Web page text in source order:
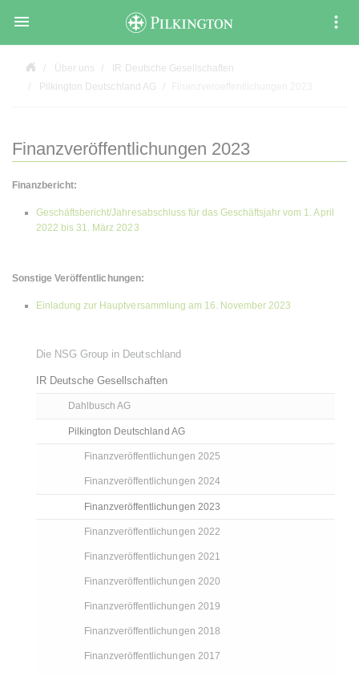

Über uns
IR Deutsche Gesellschaften
Pilkington Deutschland AG
Finanzveröffentlichungen 2023
Finanzbericht:
Geschäftsbericht/Jahresabschluss für das Geschäftsjahr vom 1. April
2022 bis 31. März 2023
Sonstige Veröffentlichungen:
Einladung zur Hauptversammlung am 16. November 2023
Die NSG Group in Deutschland
IR Deutsche Gesellschaften
Dahlbusch AG
Pilkington Deutschland AG
Finanzveröffentlichungen 2025
Finanzveröffentlichungen 2024
Finanzveröffentlichungen 2023
Finanzveröffentlichungen 2022
Finanzveröffentlichungen 2021
Finanzveröffentlichungen 2020
Finanzveröffentlichungen 2019
Finanzveröffentlichungen 2018
Finanzveröffentlichungen 2017